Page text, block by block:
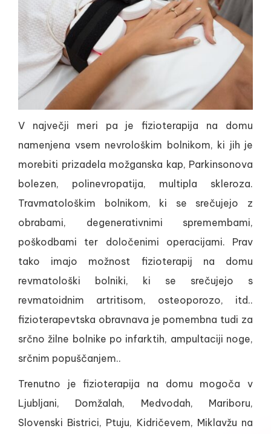
V največji meri pa je fizioterapija na domu
namenjena vsem nevrološkim bolnikom, ki jih je
morebiti prizadela možganska kap, Parkinsonova
bolezen, polinevropatija, multipla skleroza.
Travmatološkim bolnikom, ki se srečujejo z
obrabami, degenerativnimi spremembami,
poškodbami ter določenimi operacijami. Prav
tako imajo možnost fizioterapij na domu
revmatološki bolniki, ki se srečujejo s
revmatoidnim artritisom, osteoporozo, itd..
fizioterapevtska obravnava je pomembna tudi za
srčno žilne bolnike po infarktih, ampultaciji noge,
srčnim popuščanjem..
Trenutno je fizioterapija na domu mogoča v
Ljubljani, Domžalah, Medvodah, Mariboru,
Slovenski Bistrici, Ptuju, Kidričevem, Miklavžu na